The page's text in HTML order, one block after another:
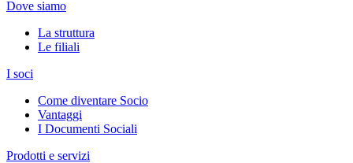
Dove siamo
La struttura
Le filiali
I soci
Come diventare Socio
Vantaggi
I Documenti Sociali
Prodotti e servizi